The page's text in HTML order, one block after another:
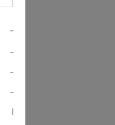
-
-
-
-
I